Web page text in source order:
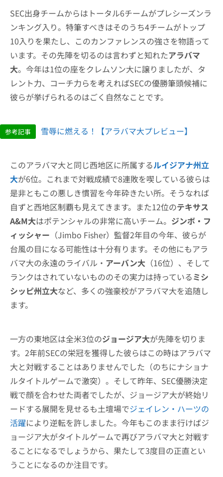
SEC出身チームからはトータル6チームがプレシーズンラ
ンキング入り。特筆すべきはそのうち4チームがトップ
10入りを果たし、このカンファレンスの強さを物語って
います。その先陣を切るのは言わずと知れたアラバマ
大。今年は1位の座をクレムソン大に譲りましたが、タ
レント力、コーチ力らを考えればSECの優勝筆頭候補に
彼らが挙げられるのはごく自然なことです。
参考記事 雪辱に燃える！【アラバマ大プレビュー】
このアラバマ大と同じ西地区に所属するルイジアナ州立
大が6位。これまで対戦成績で8連敗を喫している彼らは
是非ともこの悪しき慣習を今年砕きたい所。そうなれば
自ずと西地区制覇も見えてきます。また12位のテキサス
A&M大はポテンシャルの非常に高いチーム。 ジンボ・フ
ィッシャー （Jimbo Fisher）監督2年目の今年、彼らが
台風の目になる可能性は十分有ります。その他にもアラ
バマ大の永遠のライバル・ アーバン大 （16位）、そして
ランクはされていないもののその実力は持っているミシ
シッピ州立大など、多くの強豪校がアラバマ大を追随し
ます。
一方の東地区は全米3位のジョージア大が先陣を切りま
す。2年前SECの栄冠を獲得した彼らはこの時はアラバマ
大と対戦することはありませんでした（のちにナショナ
ルタイトルゲームで激突）。そして昨年、SEC優勝決定
戦で顔を合わせた両者でしたが、ジョージア大が終始リ
ードする展開を見せるも土壇場でジェイレン・ハーツの
活躍により逆転を許しました。今年もこのまま行けばジ
ョージア大がタイトルゲームで再びアラバマ大と対戦す
ることになるでしょうから、果たして3度目の正直とい
うことになるのか注目です。